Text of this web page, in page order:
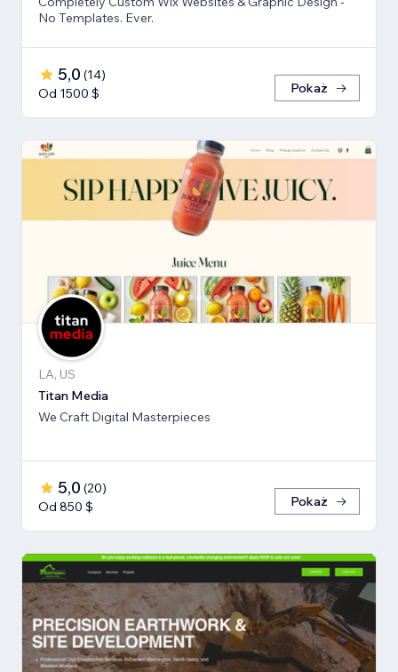
No Templates. Ever.
5,0 (14)
Od 1500 $
Pokaż
LA, US
Titan Media
We Craft Digital Masterpieces
5,0 (20)
Od 850 $
Pokaż